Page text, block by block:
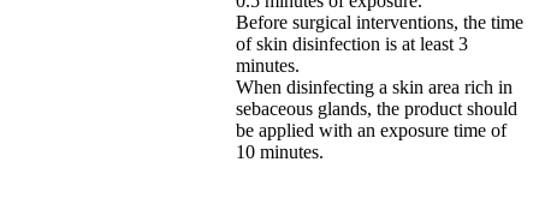
Before surgical interventions, the time
of skin disinfection is at least 3
minutes.
When disinfecting a skin area rich in
sebaceous glands, the product should
be applied with an exposure time of
10 minutes.